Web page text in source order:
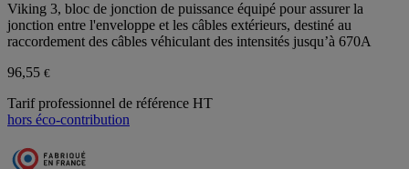
Viking 3, bloc de jonction de puissance équipé pour assurer la
jonction entre l'enveloppe et les câbles extérieurs, destiné au
raccordement des câbles véhiculant des intensités jusqu’à 670A
96,55 €
Tarif professionnel de référence HT
hors éco-contribution